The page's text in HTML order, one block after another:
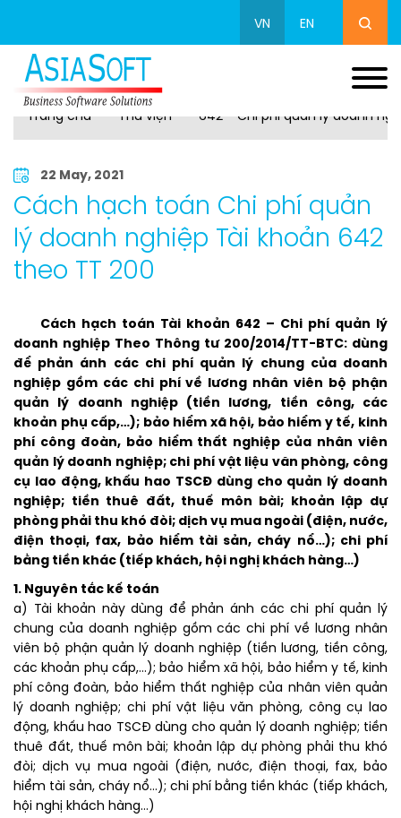
VN EN
Trang chủ Thư viện 642 - Chi phí quản lý doanh
22 May, 2021
Cách hạch toán Chi phí quản
lý doanh nghiệp Tài khoản 642
theo TT 200
Cách hạch toán Tài khoản 642 – Chi phí quản lý
doanh nghiệp Theo Thông tư 200/2014/TT-BTC: dùng
để phản ánh các chi phí quản lý chung của doanh
nghiệp gồm các chi phí về lương nhân viên bộ phận
quản lý doanh nghiệp (tiền lương, tiền công, các
khoản phụ cấp,…); bảo hiểm xã hội, bảo hiểm y tế, kinh
phí công đoàn, bảo hiểm thất nghiệp của nhân viên
quản lý doanh nghiệp; chi phí vật liệu văn phòng, công
cụ lao động, khấu hao TSCĐ dùng cho quản lý doanh
nghiệp; tiền thuê đất, thuế môn bài; khoản lập dự
phòng phải thu khó đòi; dịch vụ mua ngoài (điện, nước,
điện thoại, fax, bảo hiểm tài sản, cháy nổ…); chi phí
bằng tiền khác (tiếp khách, hội nghị khách hàng…)
1. Nguyên tắc kế toán
a) Tài khoản này dùng để phản ánh các chi phí quản lý
chung của doanh nghiệp gồm các chi phí về lương nhân
viên bộ phận quản lý doanh nghiệp (tiền lương, tiền công,
các khoản phụ cấp,…); bảo hiểm xã hội, bảo hiểm y tế, kinh
phí công đoàn, bảo hiểm thất nghiệp của nhân viên quản
lý doanh nghiệp; chi phí vật liệu văn phòng, công cụ lao
động, khấu hao TSCĐ dùng cho quản lý doanh nghiệp; tiền
thuê đất, thuế môn bài; khoản lập dự phòng phải thu khó
đòi; dịch vụ mua ngoài (điện, nước, điện thoại, fax, bảo
hiểm tài sản, cháy nổ…); chi phí bằng tiền khác (tiếp khách,
hội nghị khách hàng…)